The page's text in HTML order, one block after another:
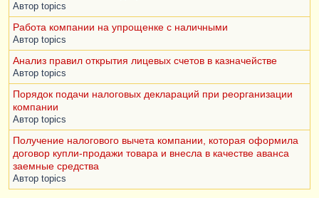
Автор topics
Работа компании на упрощенке с наличными
Автор topics
Анализ правил открытия лицевых счетов в казначействе
Автор topics
Порядок подачи налоговых деклараций при реорганизации
компании
Автор topics
Получение налогового вычета компании, которая оформила
договор купли-продажи товара и внесла в качестве аванса
заемные средства
Автор topics